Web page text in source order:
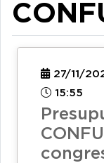
27/11/
15:55